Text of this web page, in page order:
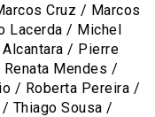
Cruz / Marcos
Lacerda / Michel
/ Pierre
Mendes /
/ Roberta Pereira /
Thiago Sousa /